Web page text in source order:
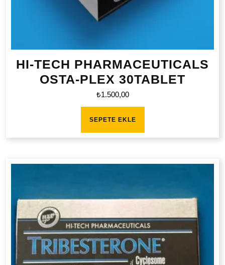
HI-TECH PHARMACEUTICALS
OSTA-PLEX 30TABLET
₺1.500,00
SEPETE EKLE